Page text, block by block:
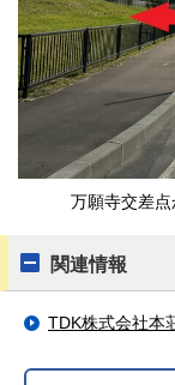
万願寺交差
関連情報
TDK株式会社本